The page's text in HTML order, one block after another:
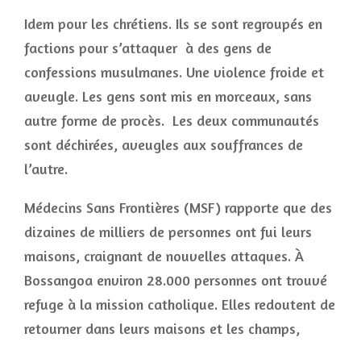
Idem pour les chrétiens. Ils se sont regroupés en
factions pour s’attaquer à des gens de
confessions musulmanes. Une violence froide et
aveugle. Les gens sont mis en morceaux, sans
autre forme de procès. Les deux communautés
sont déchirées, aveugles aux souffrances de
l’autre.
Médecins Sans Frontières (MSF) rapporte que des
dizaines de milliers de personnes ont fui leurs
maisons, craignant de nouvelles attaques. À
Bossangoa environ 28.000 personnes ont trouvé
refuge à la mission catholique. Elles redoutent de
retourner dans leurs maisons et les champs,